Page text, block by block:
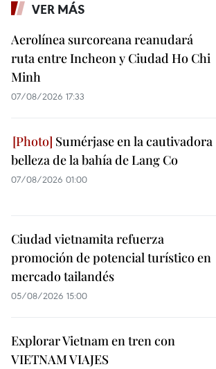
VER MÁS
Aerolínea surcoreana reanudará
ruta entre Incheon y Ciudad Ho Chi
Minh
07/08/2026 17:33
Sumérjase en la cautivadora
belleza de la bahía de Lang Co
07/08/2026 01:00
Ciudad vietnamita refuerza
promoción de potencial turístico en
mercado tailandés
05/08/2026 15:00
Explorar Vietnam en tren con
VIETNAM VIAJES